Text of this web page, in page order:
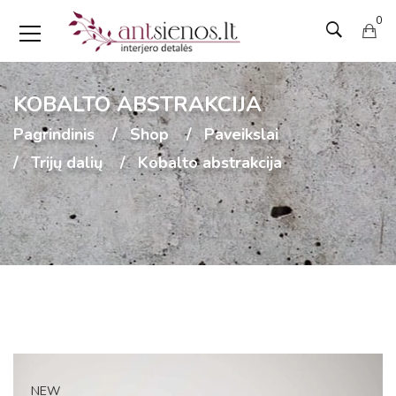
0
KOBALTO ABSTRAKCIJA
Pagrindinis Shop
Paveikslai
Trijų dalių
Kobalto abstrakcija
NEW